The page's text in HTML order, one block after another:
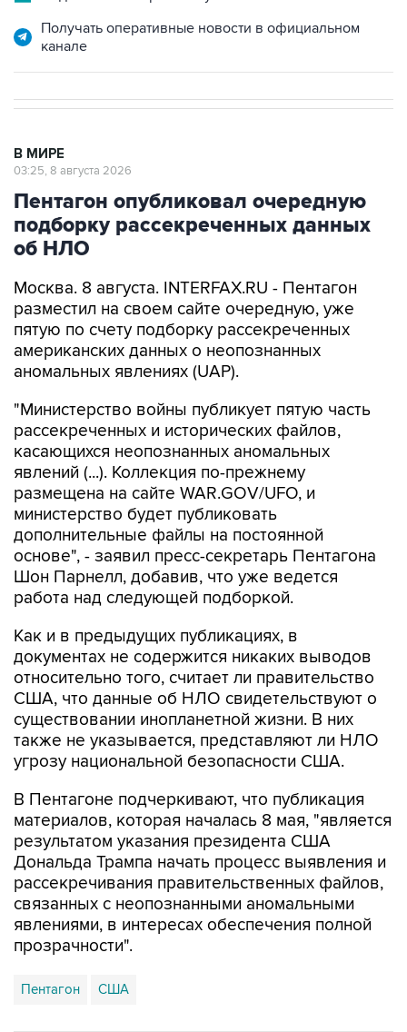
Пентагон опубликовал очередную
подборку рассекреченных данных
об НЛО
Москва. 8 августа. INTERFAX.RU - Пентагон
пятую по счету подборку рассекреченных
американских данных о неопознанных
аномальных явлениях (UAP).
"Министерство войны публикует пятую часть
касающихся неопознанных аномальных
явлений (...). Коллекция по-прежнему
размещена на сайте WAR.GOV/UFO, и
министерство будет публиковать
дополнительные файлы на постоянной
основе", - заявил пресс-секретарь Пентагона
Шон Парнелл, добавив, что уже ведется
работа над следующей подборкой.
Как и в предыдущих публикациях, в
относительно того, считает ли правительство
США, что данные об НЛО свидетельствуют о
существовании инопланетной жизни. В них
также не указывается, представляют ли НЛО
угрозу национальной безопасности США.
В Пентагоне подчеркивают, что публикация
результатом указания президента США
Дональда Трампа начать процесс выявления и
рассекречивания правительственных файлов,
связанных с неопознанными аномальными
явлениями, в интересах обеспечения полной
прозрачности".
Пентагон США